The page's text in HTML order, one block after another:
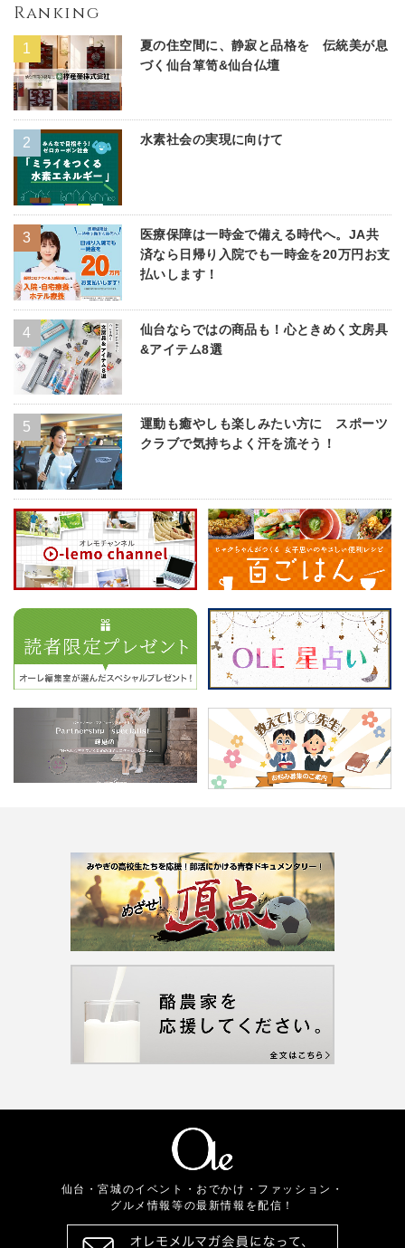
Ranking
夏の住空間に、静寂と品格を 伝統美が息
づく仙台箪笥&仙台仏壇
水素社会の実現に向けて
医療保障は一時金で備える時代へ。JA共
済なら日帰り入院でも一時金を20万円お支
払いします！
仙台ならではの商品も！心ときめく文房具
&アイテム8選
運動も癒やしも楽しみたい方に スポーツ
クラブで気持ちよく汗を流そう！
仙台・宮城のイベント・おでかけ・ファッション・
グルメ情報等の最新情報を配信！